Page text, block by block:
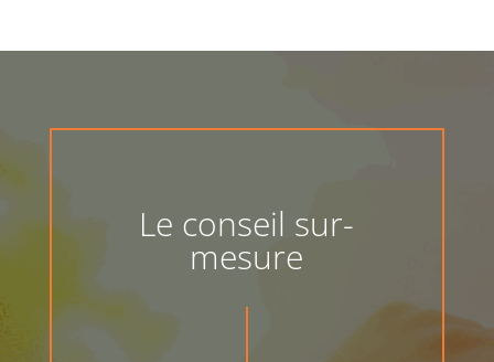
Le conseil sur-
mesure